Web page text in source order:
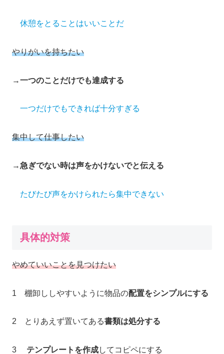
休憩をとることはいいことだ
やりがいを持ちたい
→一つのことだけでも達成する
一つだけでもできれば十分すぎる
集中して仕事したい
→急ぎでない時は声をかけないでと伝える
たびたび声をかけられたら集中できない
具体的対策
やめていいことを見つけたい
1 棚卸ししやすいように物品の配置をシンプルにする
2 とりあえず置いてある書類は処分する
3 テンプレートを作成してコピペにする